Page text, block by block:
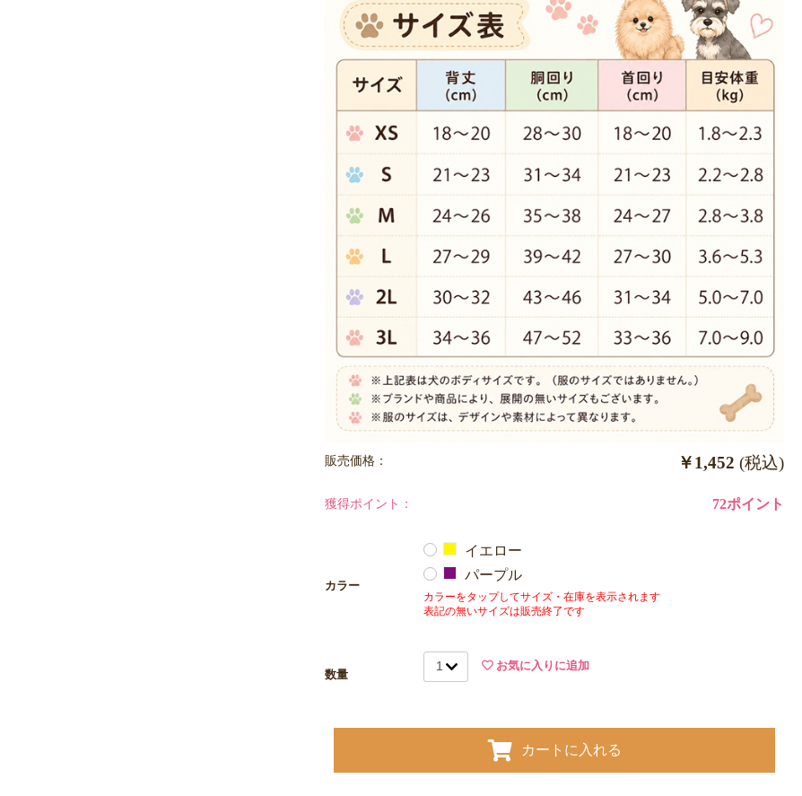
販売価格： ￥1,452 (税込)
獲得ポイント： 72ポイント
カラー
イエロー
パープル
カラーをタップしてサイズ・在庫を表示されます
表記の無いサイズは販売終了です
数量
お気に入りに追加
カートに入れる
カートへ進む